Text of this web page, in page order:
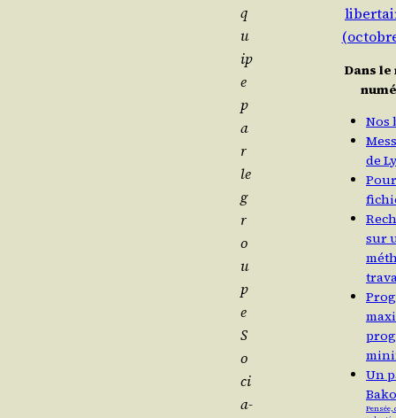
q
u
ip
e
p
a
r
le
g
r
o
u
p
e
S
o
ci
a­
Dans le
Nos
de
sur
Un